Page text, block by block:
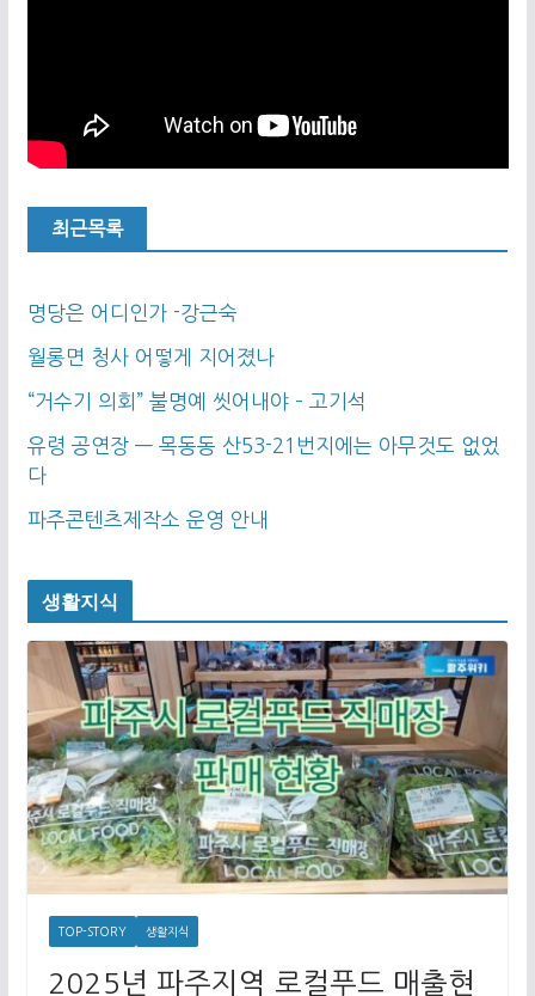
최근목록
명당은 어디인가 -강근숙
월롱면 청사 어떻게 지어졌나
“거수기 의회” 불명예 씻어내야 – 고기석
유령 공연장 — 목동동 산53-21번지에는 아무것도 없었
다
파주콘텐츠제작소 운영 안내
생활지식
TOP-STORY 생활지식
2025년 파주지역 로컬푸드 매출현